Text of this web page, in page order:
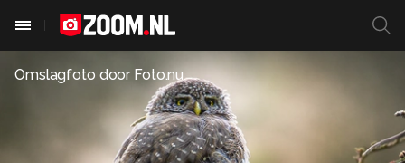
Omslagfoto door Foto.nu